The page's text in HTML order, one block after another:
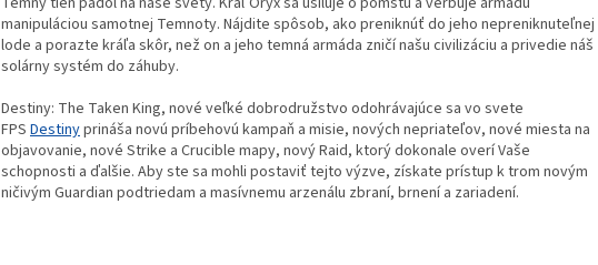
manipuláciou samotnej Temnoty. Nájdite spôsob, ako preniknúť do jeho nepreniknuteľnej
lode a porazte kráľa skôr, než on a jeho temná armáda zničí našu civilizáciu a privedie náš
solárny systém do záhuby.
Destiny: The Taken King, nové veľké dobrodružstvo odohrávajúce sa vo svete
FPS Destinyprináša novú príbehovú kampaň a misie, nových nepriateľov, nové miesta na
objavovanie, nové Strike a Crucible mapy, nový Raid, ktorý dokonale overí Vaše
schopnosti a ďalšie. Aby ste sa mohli postaviť tejto výzve, získate prístup k trom novým
ničivým Guardian podtriedam a masívnemu arzenálu zbraní, brnení a zariadení.